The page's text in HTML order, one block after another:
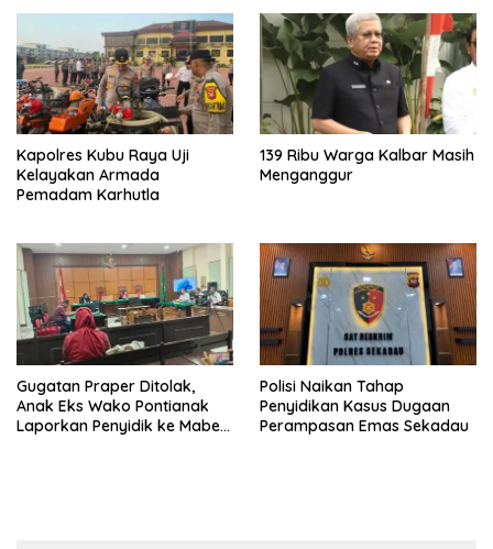
Kapolres Kubu Raya Uji
Kelayakan Armada
Pemadam Karhutla
139 Ribu Warga Kalbar Masih
Menganggur
Gugatan Praper Ditolak,
Anak Eks Wako Pontianak
Laporkan Penyidik ke Mabes
Polisi Naikan Tahap
Penyidikan Kasus Dugaan
Perampasan Emas Sekadau